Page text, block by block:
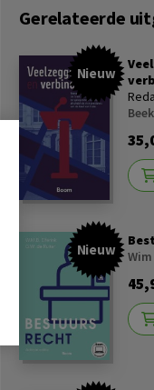
Gerelateerde
Nieuw
Nieuw